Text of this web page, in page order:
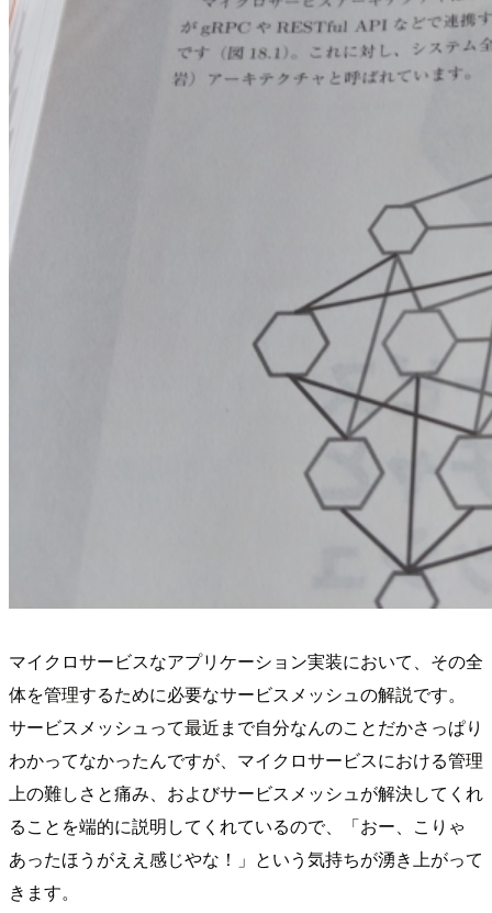
マイクロサービスなアプリケーション実装において、その全
体を管理するために必要なサービスメッシュの解説です。
サービスメッシュって最近まで自分なんのことだかさっぱり
わかってなかったんですが、マイクロサービスにおける管理
上の難しさと痛み、およびサービスメッシュが解決してくれ
ることを端的に説明してくれているので、「おー、こりゃ
あったほうがええ感じやな！」という気持ちが湧き上がって
きます。